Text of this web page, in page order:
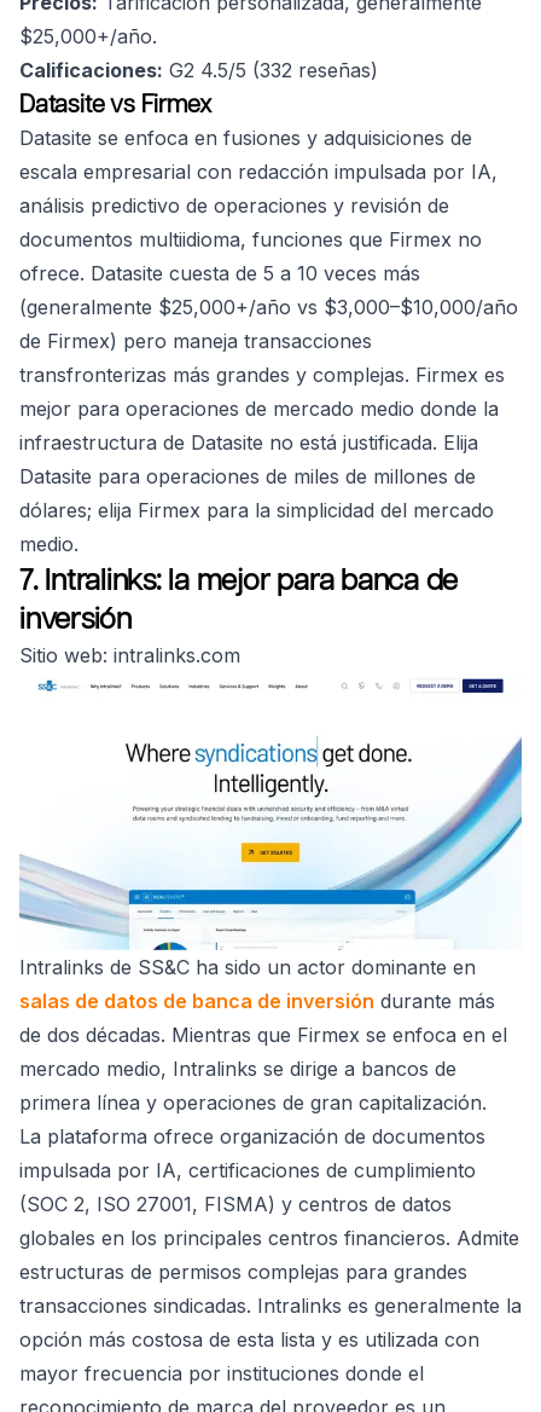
$25,000+/año.
Calificaciones: G2 4.5/5 (332 reseñas)
Datasite vs Firmex
Datasite se enfoca en fusiones y adquisiciones de
escala empresarial con redacción impulsada por IA,
análisis predictivo de operaciones y revisión de
documentos multiidioma, funciones que Firmex no
ofrece. Datasite cuesta de 5 a 10 veces más
(generalmente $25,000+/año vs $3,000–$10,000/año
de Firmex) pero maneja transacciones
transfronterizas más grandes y complejas. Firmex es
mejor para operaciones de mercado medio donde la
infraestructura de Datasite no está justificada. Elija
Datasite para operaciones de miles de millones de
dólares; elija Firmex para la simplicidad del mercado
medio.
7. Intralinks: la mejor para banca de
inversión
Sitio web: intralinks.com
Intralinks de SS&C ha sido un actor dominante en
salas de datos de banca de inversión durante más
de dos décadas. Mientras que Firmex se enfoca en el
mercado medio, Intralinks se dirige a bancos de
primera línea y operaciones de gran capitalización.
La plataforma ofrece organización de documentos
impulsada por IA, certificaciones de cumplimiento
(SOC 2, ISO 27001, FISMA) y centros de datos
globales en los principales centros financieros. Admite
estructuras de permisos complejas para grandes
transacciones sindicadas. Intralinks es generalmente la
opción más costosa de esta lista y es utilizada con
mayor frecuencia por instituciones donde el
reconocimiento de marca del proveedor es un